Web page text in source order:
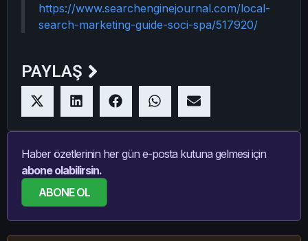
https://www.searchenginejournal.com/local-
search-marketing-guide-soci-spa/517920/
PAYLAŞ
Haber özetlerinin her gün e-posta kutuna gelmesi için
abone olabilirsin.
ABONE OL